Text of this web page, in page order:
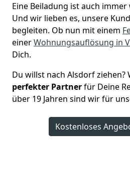
Eine Beiladung ist auch
Und wir lieben es, unsere
begleiten. Ob nun mit einem
einerWohnungsauflösung in
Dich.
Du willst nach Alsdorf ziehen?
perfekter Partnerfür Deine
über 19 Jahren sind wir für
Kostenloses